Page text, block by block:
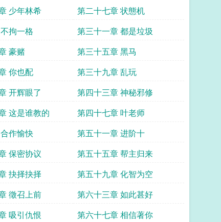
少年林希
第二十七章 状態机
拘一格
第三十一章 都是垃圾
豪赌
第三十五章 黑马
你也配
第三十九章 乱玩
开辉眼了
第四十三章 神秘邪修
这是谁教的
第四十七章 叶老师
作愉快
第五十一章 进阶十
保密协议
第五十五章 帮主归来
抉择抉择
第五十九章 化智为空
徵召上前
第六十三章 如此甚好
吸引仇恨
第六十七章 相信著你